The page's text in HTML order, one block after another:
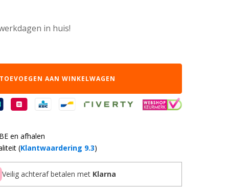
in huis!
TOEVOEGEN AAN WINKELWAGEN
en afhalen
(Klantwaardering 9.3)
Veilig achteraf betalen met Klarna